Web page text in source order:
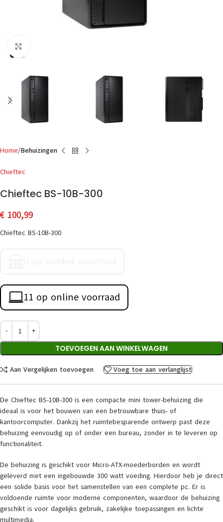
Home Behuizingen
Chieftec
Chieftec BS-10B-300
€ 100,99
Chieftec BS-10B-300
11 op online voorraad
TOEVOEGEN AAN WINKELWAGEN
Aan Vergelijken toevoegen Voeg toe aan verlanglijst
De Chieftec BS-10B-300 is een compacte mini tower-behuizing die
ideaal is voor het bouwen van een betrouwbare thuis- of
kantoorcomputer. Dankzij het ruimtebesparende ontwerp past deze
behuizing eenvoudig op of onder een bureau, zonder in te leveren op
functionaliteit.
De behuizing is geschikt voor Micro-ATX-moederborden en wordt
geleverd met een ingebouwde 300 watt voeding. Hierdoor heb je direct
een solide basis voor het samenstellen van een complete pc. Er is
voldoende ruimte voor moderne componenten, waardoor de behuizing
geschikt is voor dagelijks gebruik, zakelijke toepassingen en lichte
multimedia.